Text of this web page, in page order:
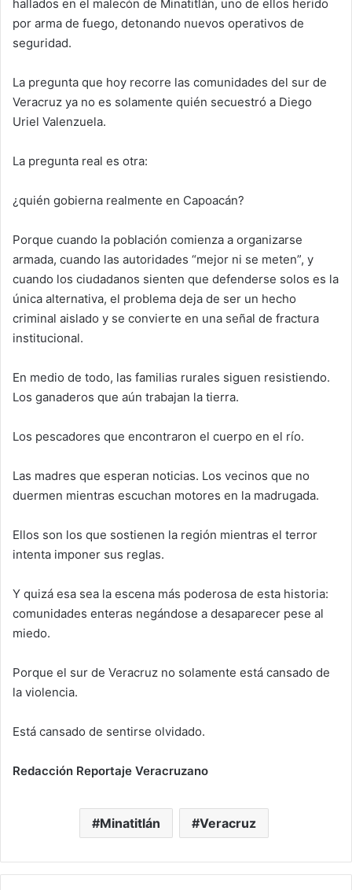
hallados en el malecón de Minatitlán, uno de ellos herido
por arma de fuego, detonando nuevos operativos de
seguridad.
La pregunta que hoy recorre las comunidades del sur de
Veracruz ya no es solamente quién secuestró a Diego
Uriel Valenzuela.
La pregunta real es otra:
¿quién gobierna realmente en Capoacán?
Porque cuando la población comienza a organizarse
armada, cuando las autoridades “mejor ni se meten”, y
cuando los ciudadanos sienten que defenderse solos es la
única alternativa, el problema deja de ser un hecho
criminal aislado y se convierte en una señal de fractura
institucional.
En medio de todo, las familias rurales siguen resistiendo.
Los ganaderos que aún trabajan la tierra.
Los pescadores que encontraron el cuerpo en el río.
Las madres que esperan noticias. Los vecinos que no
duermen mientras escuchan motores en la madrugada.
Ellos son los que sostienen la región mientras el terror
intenta imponer sus reglas.
Y quizá esa sea la escena más poderosa de esta historia:
comunidades enteras negándose a desaparecer pese al
miedo.
Porque el sur de Veracruz no solamente está cansado de
la violencia.
Está cansado de sentirse olvidado.
Redacción Reportaje Veracruzano
Minatitlán Veracruz